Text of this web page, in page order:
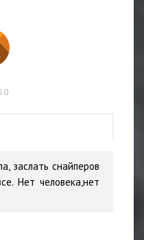
заслать снайперов
Нет человека,нет